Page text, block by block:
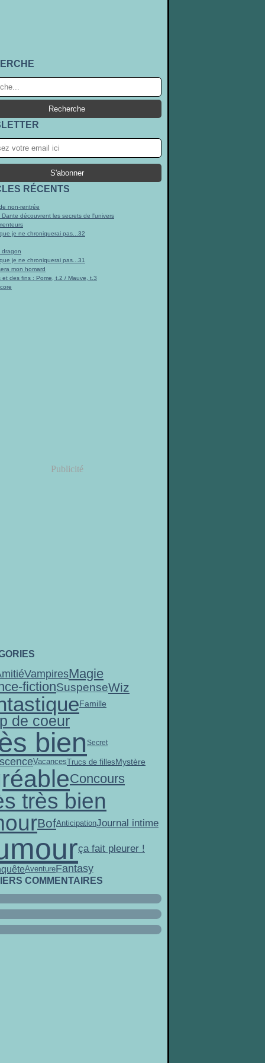
RÉCENTS
non-rentrée
Dante découvrent les secrets de l'univers
je ne chroniquerai pas...32
dragon
je ne chroniquerai pas...31
mon homard
et des fins : Pome, t.2 / Mauve, t.3
Publicité
VampiresMagie
fictionSuspenseWiz
Famille
de coeur
bien Secret
VacancesTrucs de fillesMystère
Concours
très bien
BofAnticipationJournal intime
ça fait pleurer !
AventureFantasy
COMMENTAIRES